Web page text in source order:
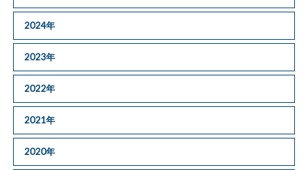
2024年
2023年
2022年
2021年
2020年